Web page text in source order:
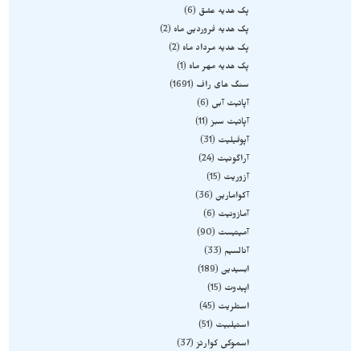
پک هدیه عشق
6
پک هدیه فروردین ماه
2
پک هدیه مرداد ماه
2
پک هدیه مهر ماه
1
سنگ های راف
1691
آپاتیت آبی
6
آپاتیت سبز 11
آپوفیلیت
31
آراگونیت
24
آزوریت
15
آکوامارین 36
آمازونیت
6
آمیتیست
90
آنالسیم
33
ابسیدین 189
اپیدوت
15
استلریت
45
استیلبیت
51
اسموکی کوارتز 37